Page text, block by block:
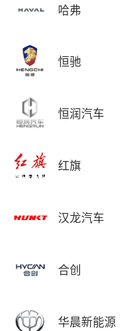
哈弗
恒驰
恒润汽车
红旗
汉龙汽车
合创
华晨新能源